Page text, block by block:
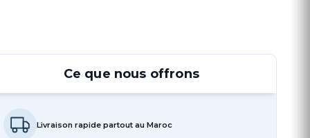
Ce que nous offrons
Livraison rapide partout au Maroc